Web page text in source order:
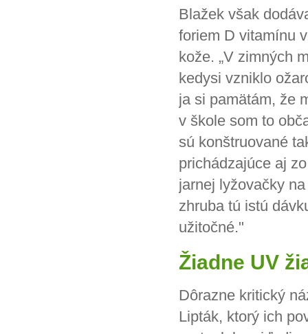
Blažek však
foriem D vitamínu
kože. „V zimných
kedysi vzniklo
ja si pamätám, že
v škole som to
sú konštruované
prichádzajúce aj
jarnej lyžovačky
zhruba tú istú
užitočné."
Žiadne UV
Dôrazne kritický
Lipták, ktorý ich